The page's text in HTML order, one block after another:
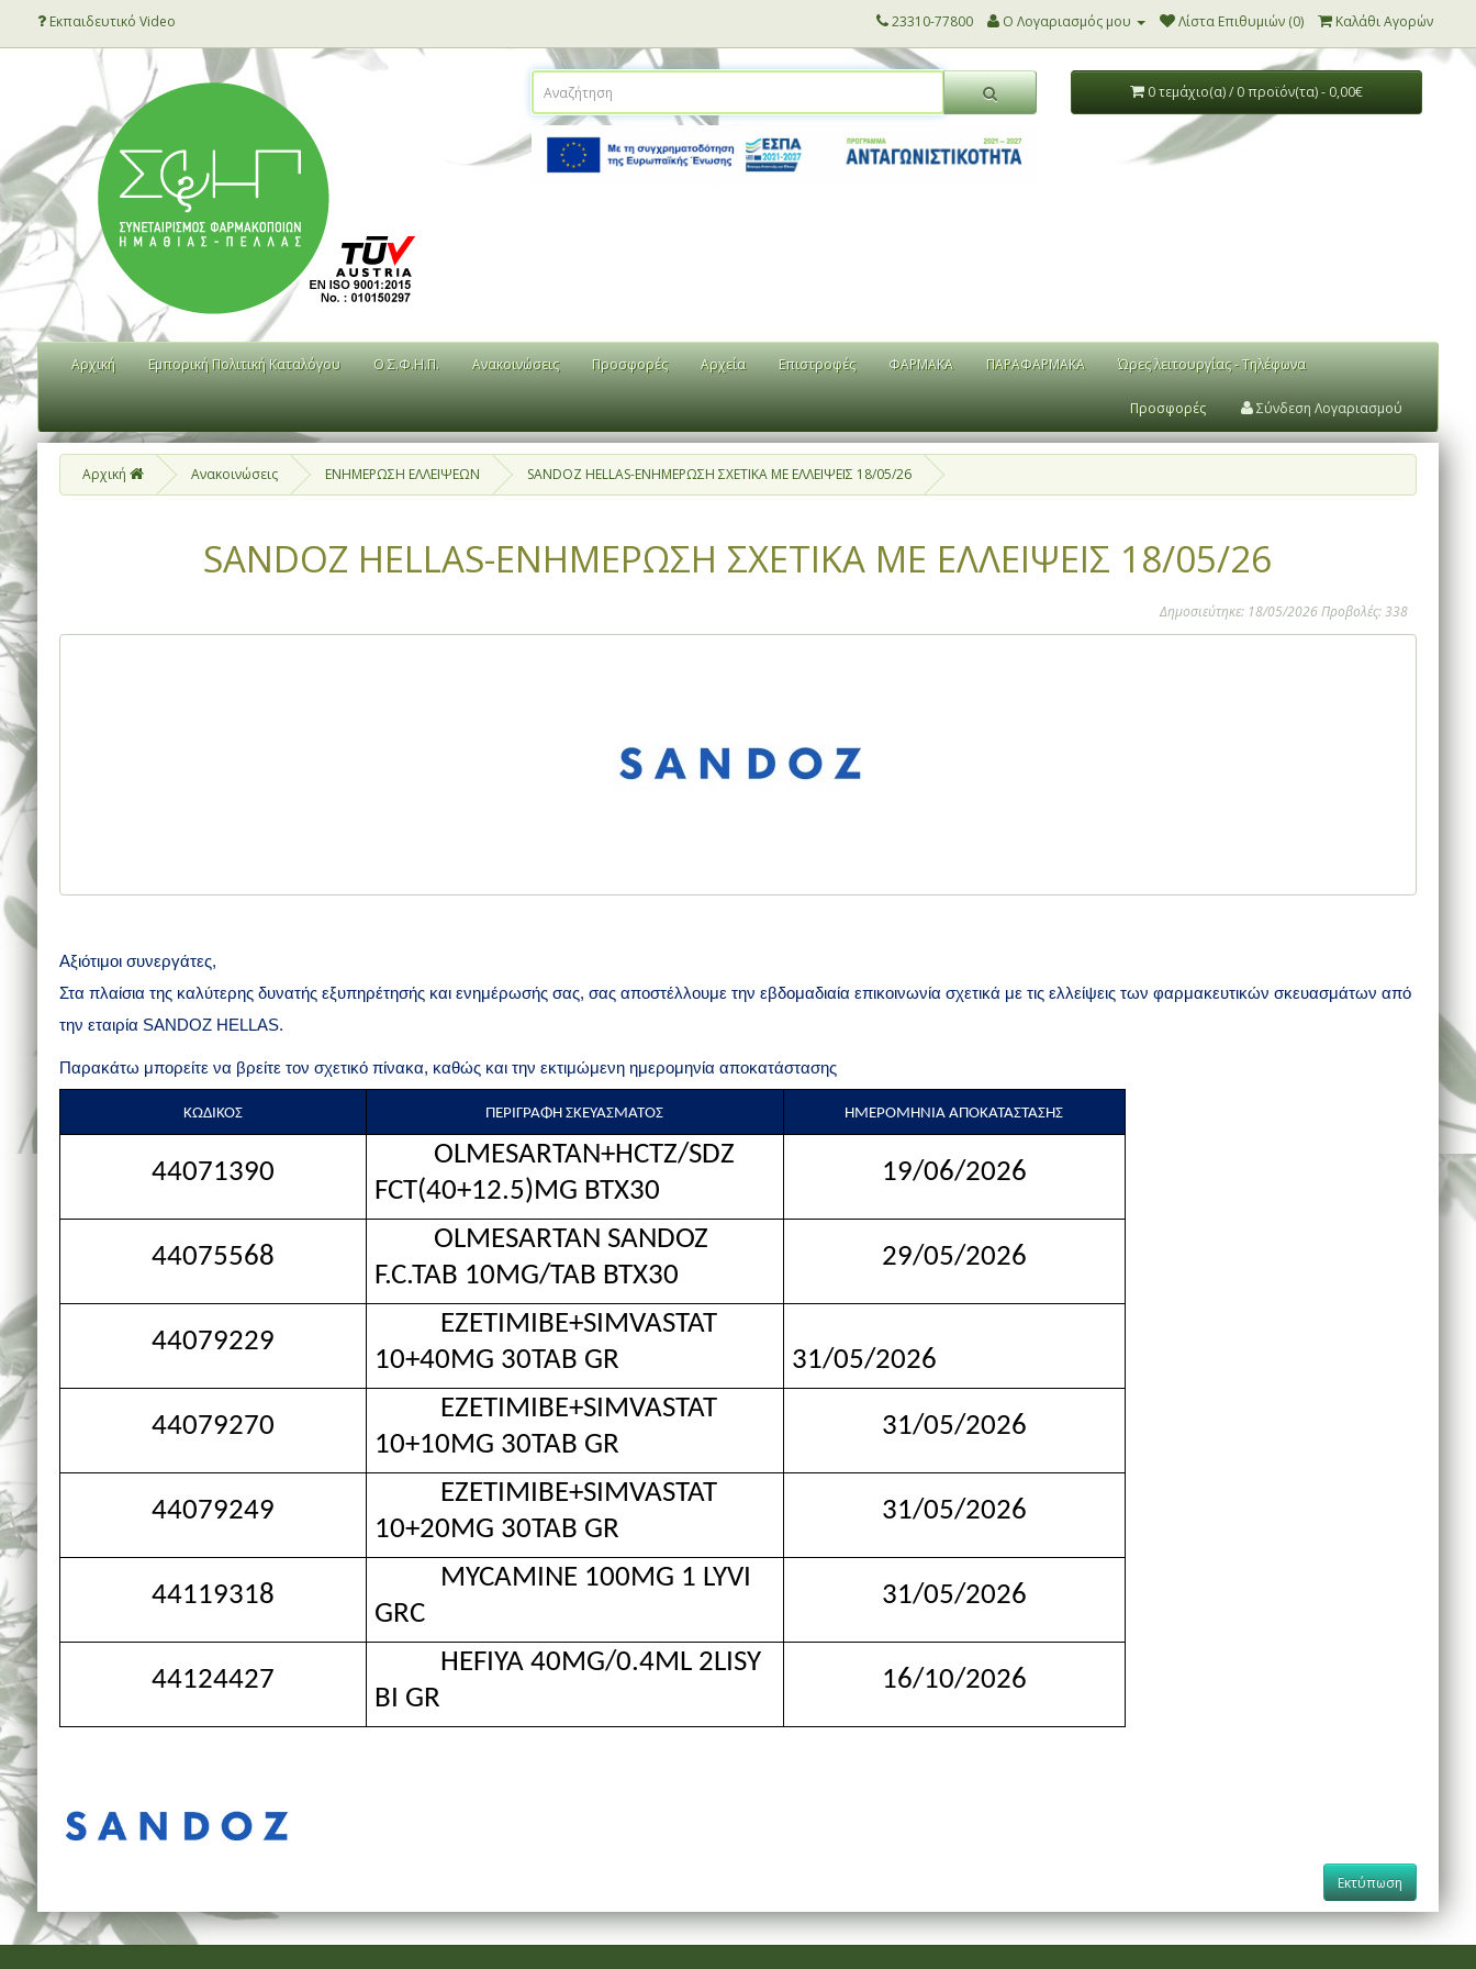
Εκπαιδευτικό Video 23310-77800 Ο Λογαριασμός μου Λίστα Επιθυμιών (0) Καλάθι Αγορών
0 τεμάχιο(α) / 0 προϊόν(τα) - 0,00€
Αρχική Εμπορική Πολιτική Καταλόγου Ο Σ.Φ.Η.Π. Ανακοινώσεις Προσφορές Αρχεία Επιστροφές ΦΑΡΜΑΚΑ ΠΑΡΑΦΑΡΜΑΚΑ Ώρες λειτουργίας - Τηλέφωνα
Προσφορές Σύνδεση Λογαριασμού
Αρχική Ανακοινώσεις ΕΝΗΜΕΡΩΣΗ ΕΛΛΕΙΨΕΩΝ SANDOZ HELLAS-ΕΝΗΜΕΡΩΣΗ ΣΧΕΤΙΚΑ ΜΕ ΕΛΛΕΙΨΕΙΣ 18/05/26
SANDOZ HELLAS-ΕΝΗΜΕΡΩΣΗ ΣΧΕΤΙΚΑ ΜΕ ΕΛΛΕΙΨΕΙΣ 18/05/26
Δημοσιεύτηκε: 18/05/2026 Προβολές: 338
Αξιότιμοι συνεργάτες,
Στα πλαίσια της καλύτερης δυνατής εξυπηρέτησής και ενημέρωσής σας, σας αποστέλλουμε την εβδομαδιαία επικοινωνία σχετικά με τις ελλείψεις των φαρμακευτικών σκευασμάτων από
την εταιρία SANDOZ HELLAS.
Παρακάτω μπορείτε να βρείτε τον σχετικό πίνακα, καθώς και την εκτιμώμενη ημερομηνία αποκατάστασης
ΚΩΔΙΚΟΣ ΠΕΡΙΓΡΑΦΗ ΣΚΕΥΑΣΜΑΤΟΣ ΗΜΕΡΟΜΗΝΙΑ ΑΠΟΚΑΤΑΣΤΑΣΗΣ
44071390
OLMESARTAN+HCTZ/SDZ
FCT(40+12.5)MG BTX30
19/06/2026
44075568
OLMESARTAN SANDOZ
F.C.TAB 10MG/TAB BTX30
29/05/2026
44079229
EZETIMIBE+SIMVASTAT
10+40MG 30TAB GR
31/05/2026
44079270
EZETIMIBE+SIMVASTAT
10+10MG 30TAB GR
31/05/2026
44079249
EZETIMIBE+SIMVASTAT
10+20MG 30TAB GR
31/05/2026
44119318
MYCAMINE 100MG 1 LYVI
GRC
31/05/2026
44124427
HEFIYA 40MG/0.4ML 2LISY
BI GR
16/10/2026
Εκτύπωση